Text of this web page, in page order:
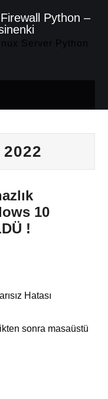
Python –
Server Python
10
!
Hatası
sonra masaüstü